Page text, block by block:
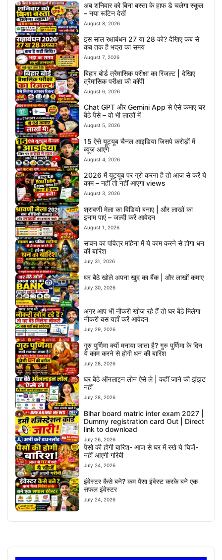
अब शनिवार को बिना बस्ता के हाफ डे चलेगा स्कूल
– नया रूटिन देखें
August 8, 2026
इस साल रक्षाबंधन 27 या 28 को? देखिए कब से
कब तक है भद्रा का समय
August 7, 2026
बिहार बोर्ड त्रैमासिक परीक्षा का रिजल्ट | देखिए
त्रैमासिक परीक्षा की कॉपी
August 6, 2026
Chat GPT और Gemini App से ऐसे कमाए घर
बैठे पैसे – वो भी लाखों में
August 5, 2026
15 ऐसे यूट्यूब चैनल आइडिया जिसपे करोड़ों में
व्यूज़ आएंगे
August 4, 2026
2026 में यूट्यूब पर ग्रो करना है तो आज से करें ये
काम – नहीं तो नहीं आएगा views
August 3, 2026
श्रावणी मेला का विडियो बनाए | और लाखों का
इनाम पाएं – जल्दी करें आवेदन
August 1, 2026
सावन का पवित्र महिना में ये काम करने से होगा धन
की बारिश
July 31, 2026
घर बैठे खोले अपना खुद का बैंक | और लाखों कमाए
July 30, 2026
अगर आप भी नौकरी खोज रहे हैं तो घर बैठे मिलेगा
नौकरी बस यहाँ करें आवेदन
July 29, 2026
गुरु पुर्णिमा क्यों मनाया जाता है? गुरु पुर्णिमा के दिन
ये काम करने से होगी धन की बारिश
July 28, 2026
घर बैठे ऑनलाइन लोन ऐसे ले | कहीं जाने की झंझट
नहीं
July 28, 2026
Bihar board matric inter exam 2027 |
Dummy registration card Out | Direct
link to download
July 26, 2026
पैसो की होगी बारिश- आज से घर में रखे ये चिजें-
नहीं आएगी गरिबी
July 24, 2026
इंवेस्टर कैसे बने? कम पैसा इंवेस्ट करके बने एक
सफल इंवेस्टर
July 24, 2026